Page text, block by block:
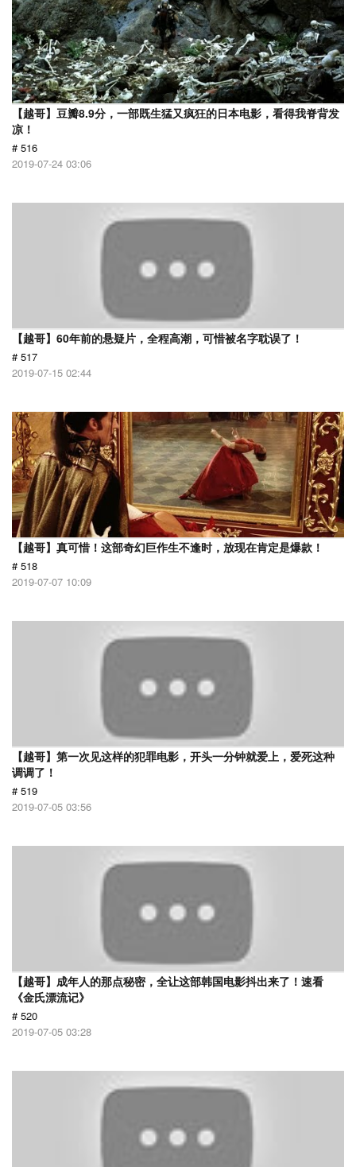
【越哥】豆瓣8.9分，一部既生猛又疯狂的日本电影，看得我脊背发
凉！
# 516
2019-07-24 03:06
【越哥】60年前的悬疑片，全程高潮，可惜被名字耽误了！
# 517
2019-07-15 02:44
【越哥】真可惜！这部奇幻巨作生不逢时，放现在肯定是爆款！
# 518
2019-07-07 10:09
【越哥】第一次见这样的犯罪电影，开头一分钟就爱上，爱死这种
调调了！
# 519
2019-07-05 03:56
【越哥】成年人的那点秘密，全让这部韩国电影抖出来了！速看
《金氏漂流记》
# 520
2019-07-05 03:28